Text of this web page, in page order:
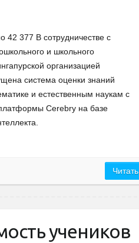
42 377 В сотрудничестве с
и школьного
организацией
система оценки знаний
и естественным наукам с
Cerebry на базе
Читать
учеников